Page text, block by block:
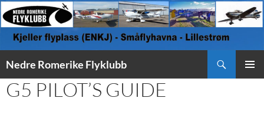
Nedre Romerike Flyklubb
TIL
INNHOLD
G5 PILOT’S GUIDE